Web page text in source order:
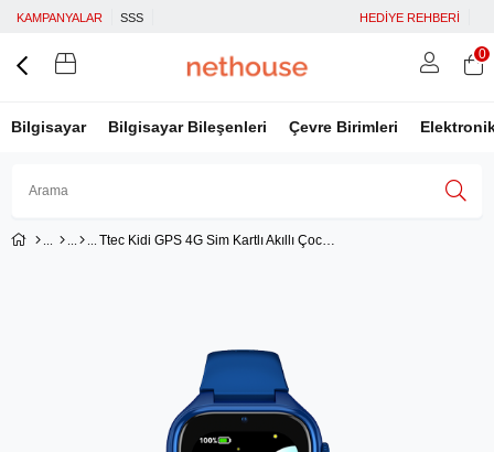
KAMPANYALAR SSS HEDİYE REHBERİ
Bilgisayar Bilgisayar Bileşenleri Çevre Birimleri
Facebook İle Bağlan
0
Ttec Kidi GPS 4G Sim Kartlı Akıllı Çocuk Saati Okyanus Laciverti 2KSW02